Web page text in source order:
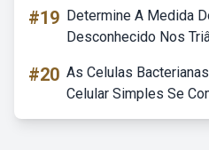
#19 Determine A Medida
Desconhecido Nos
#20 As Celulas
Celular Simples Se